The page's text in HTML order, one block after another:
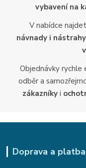
vybavení na
V nabídce
návnady i
Objednávky
odběr a
zákazníky i
Doprava a platba